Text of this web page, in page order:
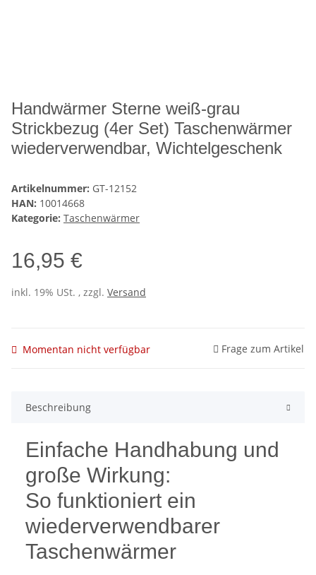
Handwärmer Sterne weiß-grau
Strickbezug (4er Set) Taschenwärmer
wiederverwendbar, Wichtelgeschenk
Artikelnummer: GT-12152
HAN: 10014668
Kategorie: Taschenwärmer
16,95 €
inkl. 19% USt. , zzgl. Versand
Momentan nicht verfügbar Frage zum Artikel
Beschreibung
Einfache Handhabung und
große Wirkung:
So funktioniert ein
wiederverwendbarer
Taschenwärmer